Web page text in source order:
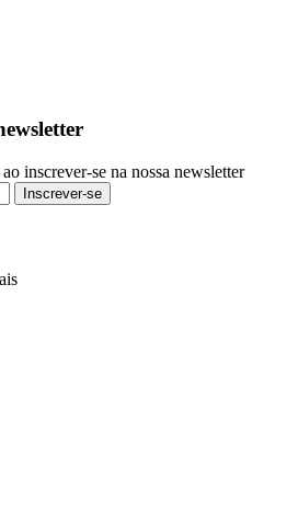
inscrever-se na nossa newsletter
Inscrever-se